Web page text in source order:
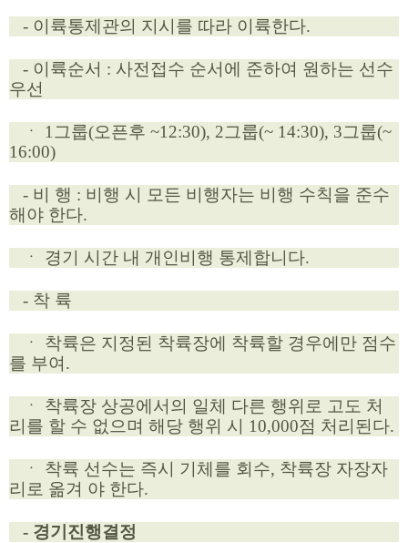
- 이륙통제관의 지시를 따라 이륙한다.
- 이륙순서 : 사전접수 순서에 준하여 원하는 선수
우선
ㆍ 1그룹(오픈후 ~12:30), 2그룹(~ 14:30), 3그룹(~
16:00)
- 비 행 : 비행 시 모든 비행자는 비행 수칙을 준수
해야 한다.
ㆍ 경기 시간 내 개인비행 통제합니다.
- 착 륙
ㆍ 착륙은 지정된 착륙장에 착륙할 경우에만 점수
를 부여.
ㆍ 착륙장 상공에서의 일체 다른 행위로 고도 처
리를 할 수 없으며 해당 행위 시 10,000점 처리된다.
ㆍ 착륙 선수는 즉시 기체를 회수, 착륙장 자장자
리로 옮겨 야 한다.
- 경기진행결정